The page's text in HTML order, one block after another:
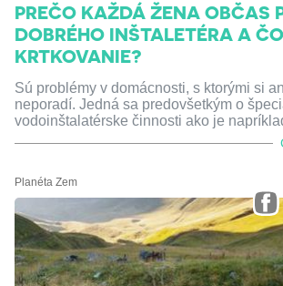
PREČO KAŽDÁ ŽENA OBČAS
DOBRÉHO INŠTALETÉRA A
KRTKOVANIE?
Sú problémy v domácnosti, s ktorými si
neporadí. Jedná sa predovšetkým o
vodoinštalatérske činnosti ako je
Planéta Zem